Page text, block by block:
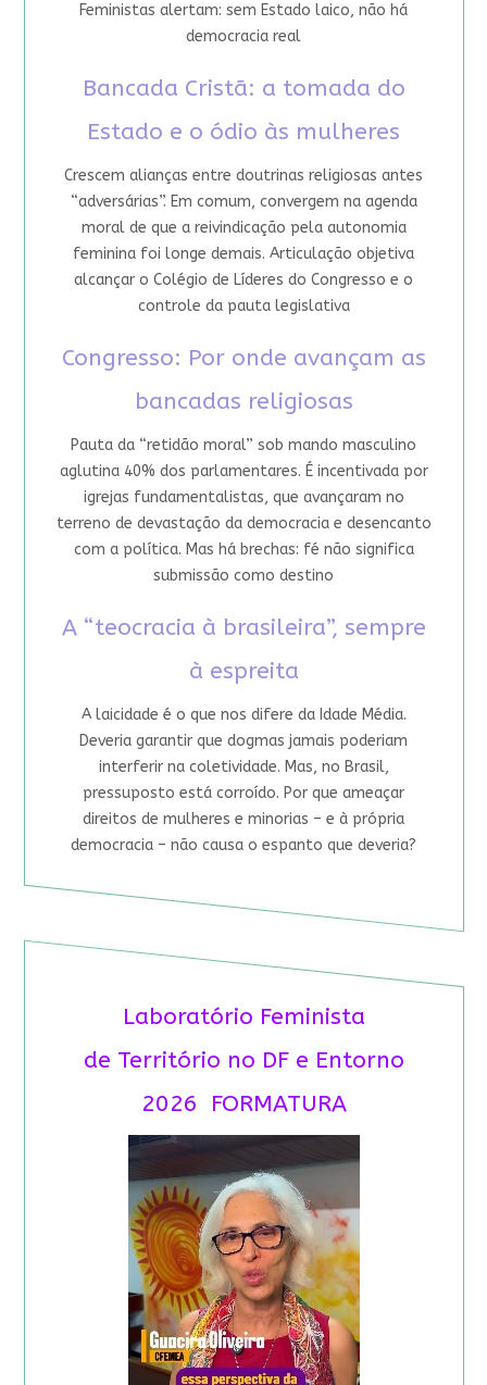
Feministas alertam: sem Estado laico, não há
democracia real
Bancada Cristã: a tomada do
Estado e o ódio às mulheres
Crescem alianças entre doutrinas religiosas antes
“adversárias”. Em comum, convergem na agenda
moral de que a reivindicação pela autonomia
feminina foi longe demais. Articulação objetiva
alcançar o Colégio de Líderes do Congresso e o
controle da pauta legislativa
Congresso: Por onde avançam as
bancadas religiosas
Pauta da “retidão moral” sob mando masculino
aglutina 40% dos parlamentares. É incentivada por
igrejas fundamentalistas, que avançaram no
terreno de devastação da democracia e desencanto
com a política. Mas há brechas: fé não significa
submissão como destino
A “teocracia à brasileira”, sempre
à espreita
A laicidade é o que nos difere da Idade Média.
Deveria garantir que dogmas jamais poderiam
interferir na coletividade. Mas, no Brasil,
pressuposto está corroído. Por que ameaçar
direitos de mulheres e minorias – e à própria
democracia – não causa o espanto que deveria?
Laboratório Feminista
de Território no DF e Entorno
2026 FORMATURA